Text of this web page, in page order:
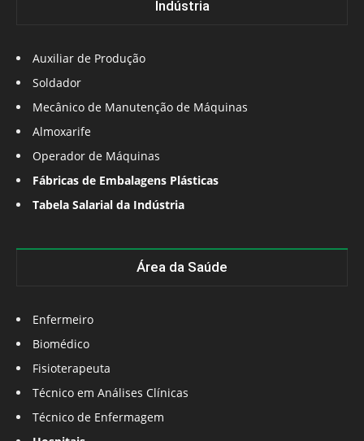
Indústria
Auxiliar de Produção
Soldador
Mecânico de Manutenção de Máquinas
Almoxarife
Operador de Máquinas
Fábricas de Embalagens Plásticas
Tabela Salarial da Indústria
Área da Saúde
Enfermeiro
Biomédico
Fisioterapeuta
Técnico em Análises Clínicas
Técnico de Enfermagem